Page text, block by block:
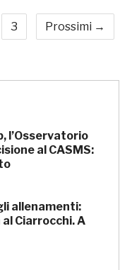
3 Prossimi →
l’Osservatorio
al CASMS:
allenamenti:
Ciarrocchi. A